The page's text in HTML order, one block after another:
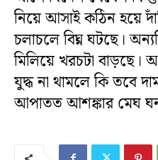
নিয়ে আসাই কঠিন হয়ে
চলাচলে বিঘ্ন ঘটছে।
মিলিয়ে খরচটা
যুদ্ধ না থামলে কি তবে
আপাতত আশঙ্কার মেঘ